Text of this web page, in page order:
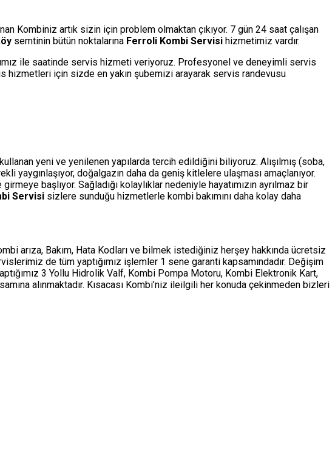
Kombiniz artık sizin için problem olmaktan çıkıyor. 7 gün 24 saat çalışan
semtinin bütün noktalarına Ferroli Kombi Servisi hizmetimiz vardır.
ile saatinde servis hizmeti veriyoruz. Profesyonel ve deneyimli servis
hizmetleri için sizde en yakın şubemizi arayarak servis randevusu
yeni ve yenilenen yapılarda tercih edildiğini biliyoruz. Alışılmış (soba,
yaygınlaşıyor, doğalgazın daha da geniş kitlelere ulaşması amaçlanıyor.
başlıyor. Sağladığı kolaylıklar nedeniyle hayatımızın ayrılmaz bir
Servisi sizlere sunduğu hizmetlerle kombi bakımını daha kolay daha
arıza, Bakım, Hata Kodları ve bilmek istediğiniz herşey hakkında ücretsiz
de tüm yaptığımız işlemler 1 sene garanti kapsamındadır. Değişim
3 Yollu Hidrolik Valf, Kombi Pompa Motoru, Kombi Elektronik Kart,
alınmaktadır. Kısacası Kombi’niz ileilgili her konuda çekinmeden bizleri